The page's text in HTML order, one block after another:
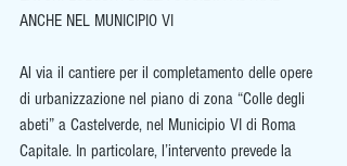
ANCHE NEL MUNICIPIO VI
Al via il cantiere per il completamento delle opere
di urbanizzazione nel piano di zona “Colle degli
abeti” a Castelverde, nel Municipio VI di Roma
Capitale. In particolare, l’intervento prevede la